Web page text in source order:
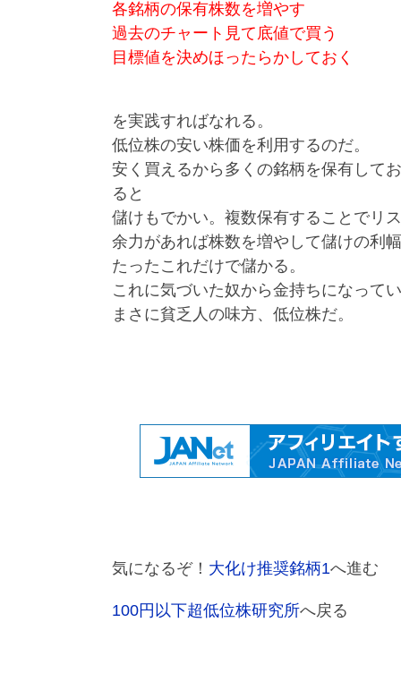
各銘柄の保有株数を増やす
過去のチャート見て底値で買う
目標値を決めほったらかしておく
を実践すればなれる。
低位株の安い株価を利用するのだ。
安く買えるから多くの銘柄を保有して
ると
儲けもでかい。複数保有することでリ
余力があれば株数を増やして儲けの利
たったこれだけで儲かる。
これに気づいた奴から金持ちになって
まさに貧乏人の味方、低位株だ。
気になるぞ！ 大化け推奨銘柄1へ進む
100円以下超低位株研究所へ戻る